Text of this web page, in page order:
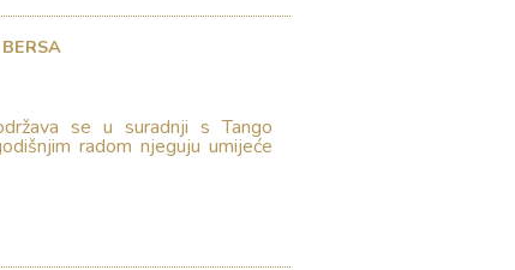
se u suradnji s Tango
radom njeguju umijeće